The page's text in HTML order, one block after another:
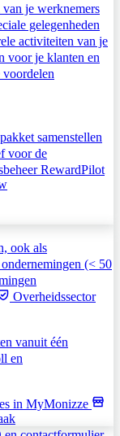
je werknemers
gelegenheden
activiteiten van je
voor je klanten en
samenstellen
voor de
RewardPilot
ook als
(< 50
Overheidssector
vanuit één
en
in MyMonizze